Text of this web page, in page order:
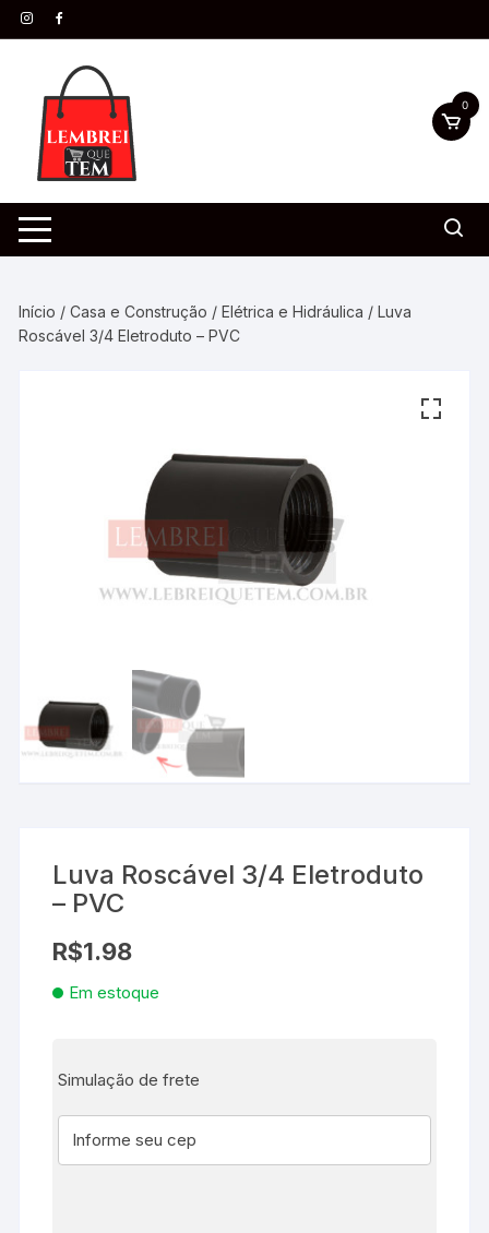
0
Início /Casa e Construção /Elétrica e Hidráulica / Luva
Roscável 3/4 Eletroduto – PVC
Luva Roscável 3/4 Eletroduto
– PVC
R$1.98
Em estoque
Simulação de frete